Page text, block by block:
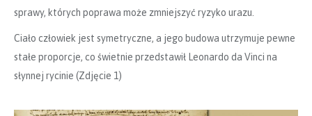
sprawy, których poprawa może zmniejszyć ryzyko urazu.
Ciało człowiek jest symetryczne, a jego budowa utrzymuje pewne
stałe proporcje, co świetnie przedstawił Leonardo da Vinci na
słynnej rycinie (Zdjęcie 1)